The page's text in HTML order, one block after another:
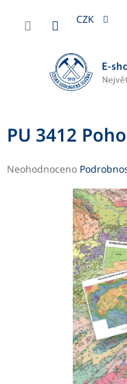
obsah
CZK
PU 3412
Průměrné
Neohodnoceno